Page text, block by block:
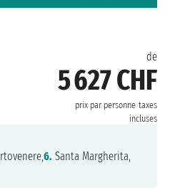
de
5 627 CHF
prix par personne taxes
incluses
6. Santa Margherita,